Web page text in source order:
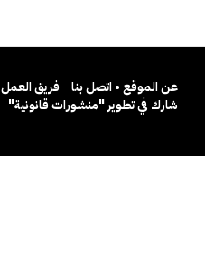
عن الموقع • اتصل بنا
فريق العمل
شارك في تطوير "منشورات قانونية"